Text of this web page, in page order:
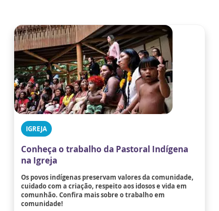
IGREJA
Conheça o trabalho da Pastoral Indígena
na Igreja
Os povos indígenas preservam valores da comunidade,
cuidado com a criação, respeito aos idosos e vida em
comunhão. Confira mais sobre o trabalho em
comunidade!